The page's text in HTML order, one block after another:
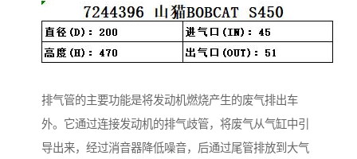
排气管的主要功能是将发动机燃烧产生的废气排出车
外。它通过连接发动机的排气歧管，将废气从气缸中引
导出来，经过消音器降低噪音，后通过尾管排放到大气